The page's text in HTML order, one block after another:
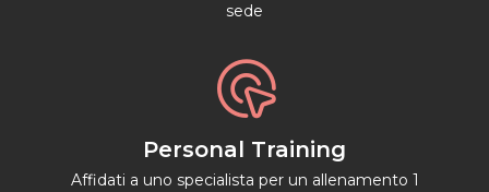
sede

Personal Training
Affidati a uno specialista per un allenamento 1